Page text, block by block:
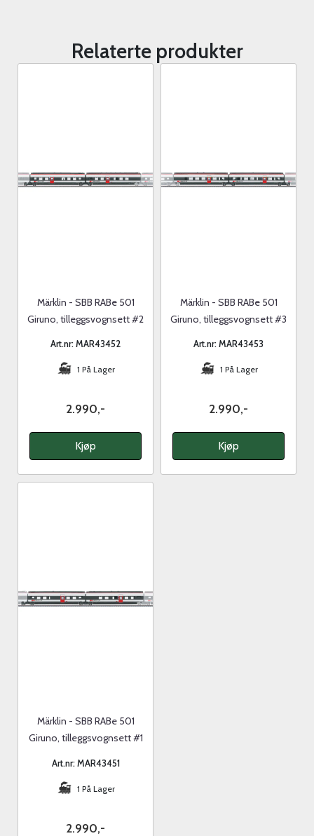
Relaterte produkter
Märklin - SBB RABe 501
Giruno, tilleggsvognsett #2
Art.nr: MAR43452
1 På Lager
2.990,-
Kjøp
Märklin - SBB RABe 501
Giruno, tilleggsvognsett #3
Art.nr: MAR43453
1 På Lager
2.990,-
Kjøp
Märklin - SBB RABe 501
Giruno, tilleggsvognsett #1
Art.nr: MAR43451
1 På Lager
2.990,-